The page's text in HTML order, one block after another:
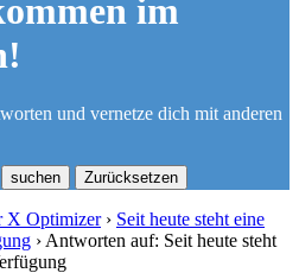
im
und vernetze dich mit anderen
Zurücksetzen
X Optimizer › Seit heute steht eine
› Antworten auf: Seit heute steht